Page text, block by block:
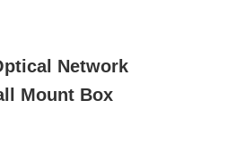
Network
Mount Box